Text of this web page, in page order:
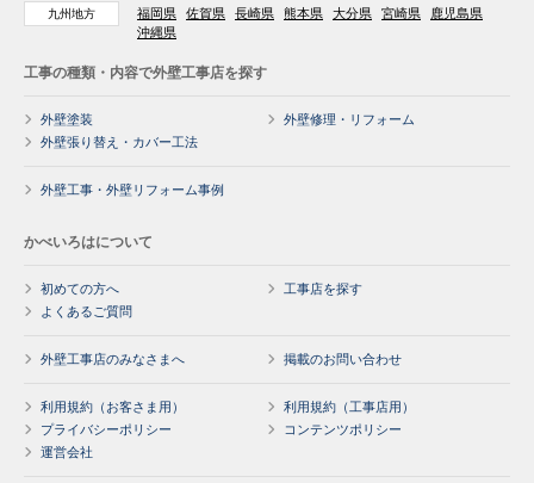
九州地方 福岡県 佐賀県 長崎県 熊本県 大分県 宮崎県
鹿児島県
沖縄県
工事の種類・内容で外壁工事店を探す
外壁塗装
外壁修理・リフォーム
外壁張り替え・カバー工法
外壁工事・外壁リフォーム事例
かべいろはについて
初めての方へ
工事店を探す
よくあるご質問
外壁工事店のみなさまへ 掲載のお問い合わせ
利用規約（お客さま用）
利用規約（工事店用）
プライバシーポリシー
コンテンツポリシー
運営会社